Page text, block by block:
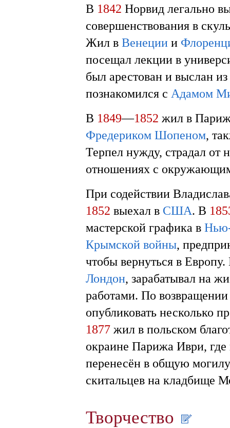
В 1842 Норвид легально
совершенствования в
Жил в Венеции и
посещал лекции в
был арестован и выслан
познакомился с Адамом
В 1849—1852 жил в
Фредериком Шопеном,
Терпел нужду, страдал от
отношениях с
При содействии
1852 выехал в США. В
мастерской графика в
Крымской войны,
чтобы вернуться в
Лондон, зарабатывал на
работами. По
опубликовать несколько
1877 жил в польском
окраине Парижа Иври,
перенесён в общую
скитальцев на кладбище
Творчество